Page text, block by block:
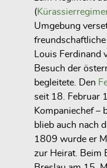
(
Umgebung
Louis Ferdinand
Besuch der
begleitete. Den
seit 18. Februar
Kompaniechef –
blieb auch nach
1809 wurde er
zur Heirat. Beim